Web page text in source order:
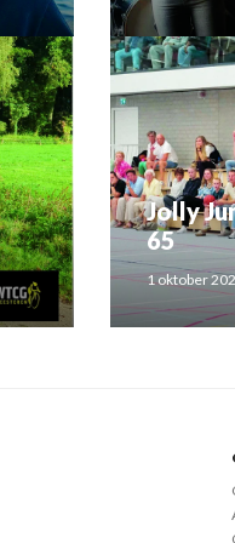
Jolly
65
1 oktober